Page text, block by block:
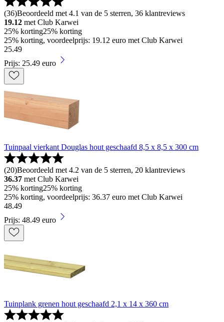
(36)Beoordeeld met 4.1 van de 5 sterren, 36 klantreviews
19.12 met Club Karwei
25% korting25% korting
25% korting, voordeelprijs: 19.12 euro met Club Karwei
25.49
Prijs: 25.49 euro
Tuinpaal vierkant Douglas hout geschaafd 8,5 x 8,5 x 300 cm
(20)Beoordeeld met 4.2 van de 5 sterren, 20 klantreviews
36.37 met Club Karwei
25% korting25% korting
25% korting, voordeelprijs: 36.37 euro met Club Karwei
48.49
Prijs: 48.49 euro
Tuinplank grenen hout geschaafd 2,1 x 14 x 360 cm